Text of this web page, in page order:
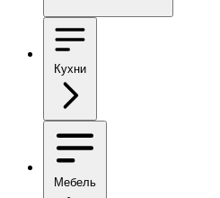
Кухни
Мебель